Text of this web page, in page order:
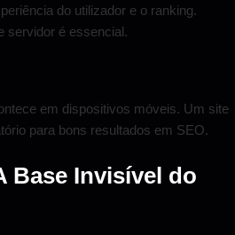
do utilizador e o ranking.
servidor é essencial.
em dispositivos móveis. Um site
para bons resultados em SEO.
Base Invisível do